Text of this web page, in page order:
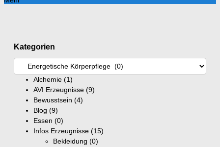
Kategorien
Alchemie (1)
AVI Erzeugnisse (9)
Bewusstsein (4)
Blog (9)
Essen (0)
Infos Erzeugnisse (15)
Bekleidung (0)